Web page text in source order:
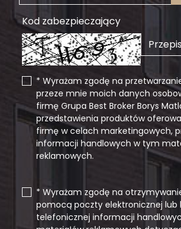
Kod zabezpieczający
* Wyrażam zgodę na
przeze mnie moich danych
firmę Grupa Best Broker Borys
przedstawienia produktów
firmę w celach marketingowych,
informacji handlowych w tym
reklamowych.
* Wyrażam zgodę na
pomocą poczty elektronicznej lub
telefonicznej informacji